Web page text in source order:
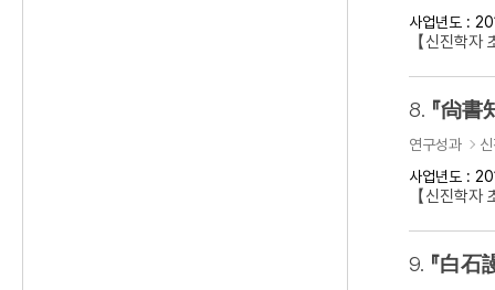
사업년도 :
【신진학
8. 『尙書
연구성과
사업년도 :
【신진학
9. 『白石